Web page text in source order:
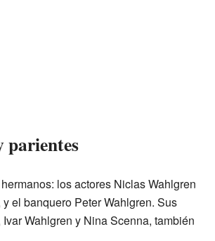
parientes
los actores Niclas Wahlgren
el banquero Peter Wahlgren. Sus
Wahlgren y Nina Scenna, también